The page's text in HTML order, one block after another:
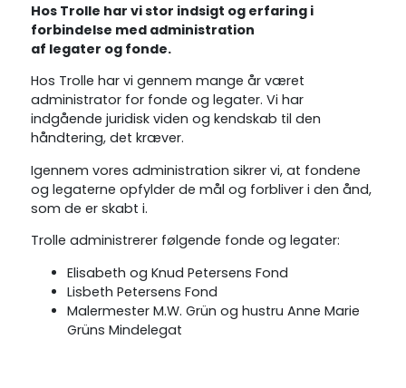
Hos Trolle har vi stor indsigt og erfaring i
forbindelse med administration
af legater og fonde.
Hos Trolle har vi gennem mange år været
administrator for fonde og legater. Vi har
indgående juridisk viden og kendskab til den
håndtering, det kræver.
Igennem vores administration sikrer vi, at fondene
og legaterne opfylder de mål og forbliver i den ånd,
som de er skabt i.
Trolle administrerer følgende fonde og legater:
Elisabeth og Knud Petersens Fond
Lisbeth Petersens Fond
Malermester M.W. Grün og hustru Anne Marie
Grüns Mindelegat